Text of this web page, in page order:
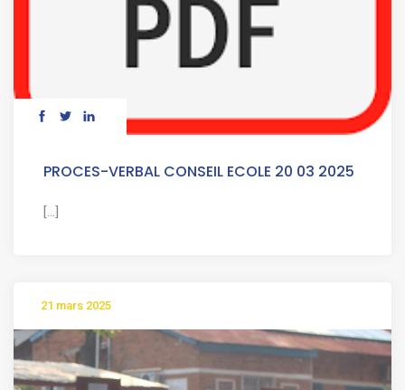
PROCES-VERBAL CONSEIL ECOLE 20 03 2025
[...]
21 mars 2025